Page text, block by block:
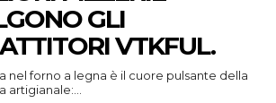
GLI
VTKFUL.
nel forno a legna è il cuore pulsante della
artigianale:...